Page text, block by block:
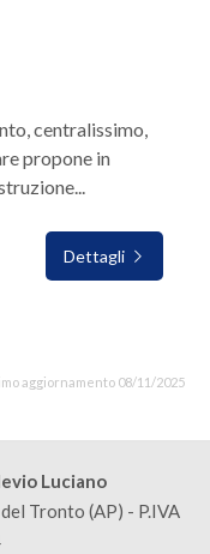
centralissimo,
propone in
Dettagli
aggiornamento 08/11/2025
Luciano
Tronto (AP) - P.IVA